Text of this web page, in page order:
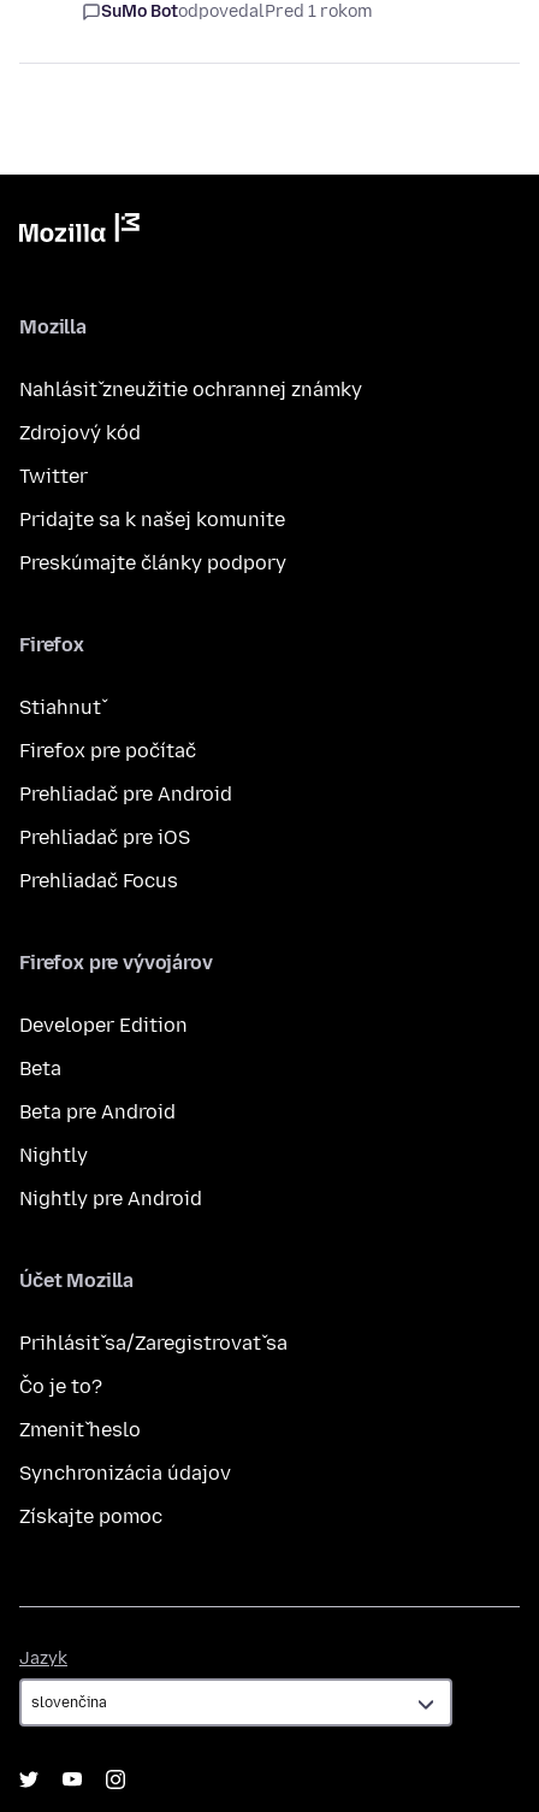
SuMo BotodpovedalPred 1 rokom
Mozilla
Nahlásiť zneužitie ochrannej známky
Zdrojový kód
Twitter
Pridajte sa k našej komunite
Preskúmajte články podpory
Firefox
Stiahnuť
Firefox pre počítač
Prehliadač pre Android
Prehliadač pre iOS
Prehliadač Focus
Firefox pre vývojárov
Developer Edition
Beta
Beta pre Android
Nightly
Nightly pre Android
Účet Mozilla
Prihlásiť sa/Zaregistrovať sa
Čo je to?
Zmeniť heslo
Synchronizácia údajov
Získajte pomoc
Jazyk